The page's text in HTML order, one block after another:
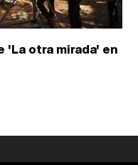
'La otra mirada' en